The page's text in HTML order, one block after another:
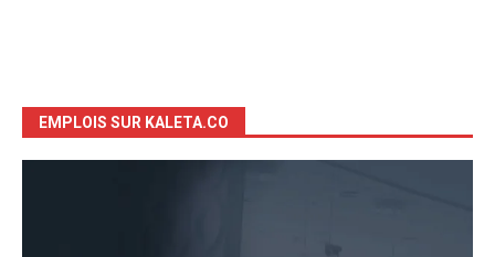
EMPLOIS SUR KALETA.CO